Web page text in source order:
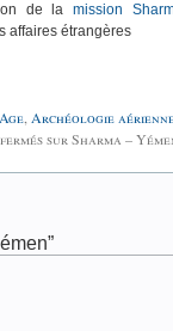
de lamission
affaires étrangères
, Archéologie
sur Sharma –